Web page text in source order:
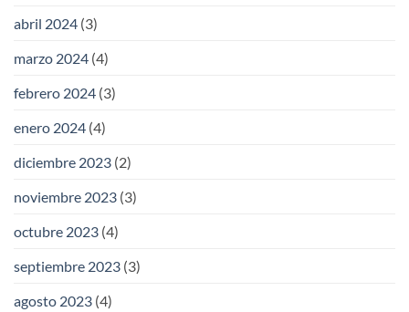
abril 2024 (3)
marzo 2024 (4)
febrero 2024 (3)
enero 2024 (4)
diciembre 2023 (2)
noviembre 2023 (3)
octubre 2023 (4)
septiembre 2023 (3)
agosto 2023 (4)